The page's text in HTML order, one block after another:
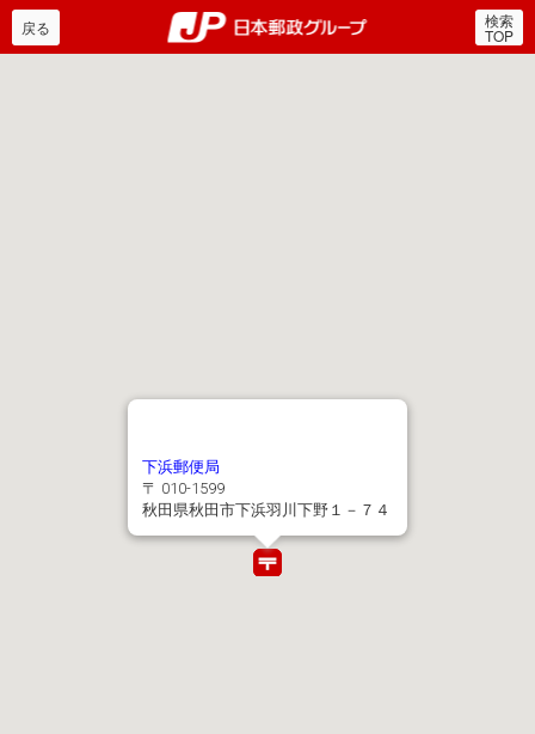
郵便局・日本郵政グルー
戻る 検索
TOP
下浜郵便局
〒 010-1599
秋田県秋田市下浜羽川下野１－７４